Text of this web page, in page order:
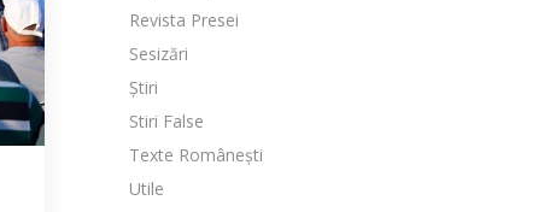
Revista Presei
Sesizări
Știri
Stiri False
Texte Românești
Utile